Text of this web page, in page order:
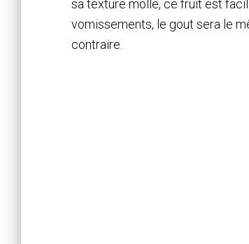
sa texture molle, ce fruit est
vomissements, le gout sera le
contraire.